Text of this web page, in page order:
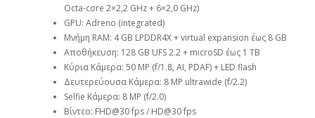
Octa-core 2×2,2 GHz + 6×2,0 GHz)
GPU: Adreno (integrated)
Μνήμη RAM: 4 GB LPDDR4X + virtual expansion έως 8 GB
Αποθήκευση: 128 GB UFS 2.2 + microSD έως 1 TB
Κύρια Κάμερα: 50 MP (f/1.8, AI, PDAF) + LED flash
Δευτερεύουσα Κάμερα: 8 MP ultrawide (f/2.2)
Selfie Κάμερα: 8 MP (f/2.0)
Βίντεο: FHD@30 fps / HD@30 fps